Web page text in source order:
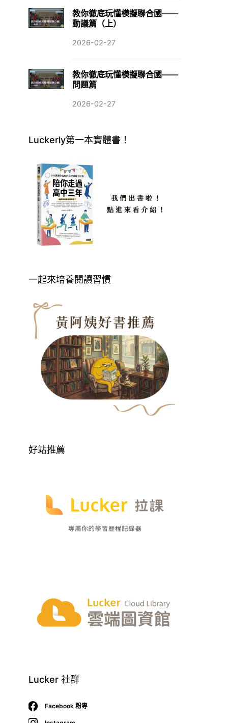
教你徹底玩懂模擬聯合國——
動議篇（上）
2026-02-27
教你徹底玩懂模擬聯合國——
問題篇
2026-02-27
Luckerly第一本實體書！
一起來培養閱讀習慣
好站推薦
Lucker 社群
Facebook 粉專